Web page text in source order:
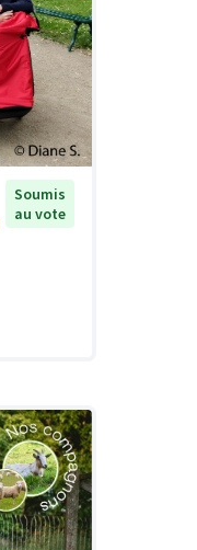
Soumis
au vote